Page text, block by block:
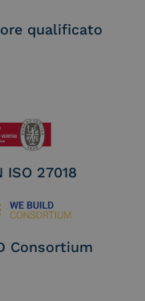
qualificato
ISO 27018
Consortium